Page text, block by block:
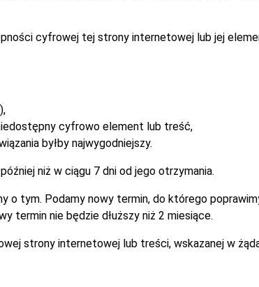
cyfrowej tej strony internetowej lub jej
cyfrowo element lub treść,
byłby najwygodniejszy.
niż w ciągu 7 dni od jego otrzymania.
tym. Podamy nowy termin, do którego
termin nie będzie dłuższy niż 2 miesiące.
strony internetowej lub treści, wskazanej w